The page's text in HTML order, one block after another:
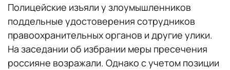
Полицейские изъяли у злоумышленников
поддельные удостоверения сотрудников
правоохранительных органов и другие улики.
На заседании об избрании меры пресечения
россияне возражали. Однако с учетом позиции